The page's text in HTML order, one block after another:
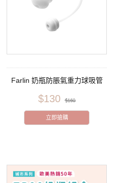
Farlin 奶瓶防脹氣重力球吸管
$130 $160
立即搶購